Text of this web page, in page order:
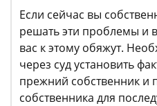
Если сейчас вы
решать эти проблемы и
вас к этому обяжут.
через суд установить
прежний собственник и
собственника для